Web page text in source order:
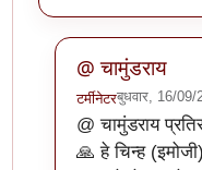
@ चामुंडराय
टर्मीनेटरबुधवार, 16/
In reply to
@ चामुंडराय
🙏 हे चिन्ह